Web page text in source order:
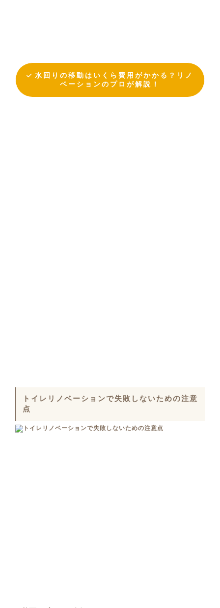
水回りの移動はいくら費用がかかる？リノ
ベーションのプロが解説！
トイレリノベーションで失敗しないための注意
点